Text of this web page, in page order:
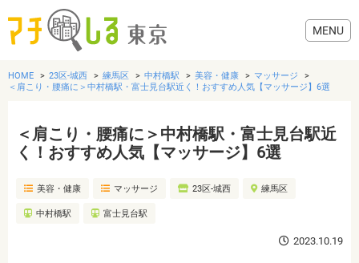
グルメ
美容・健康
HOME 23区-城西 練馬区 中村橋駅 美容・健康
マッサージ
＜肩こり・腰痛に＞中村橋駅・富士見台駅近く！おすすめ人気【マッサージ】6選
＜肩こり・腰痛に＞中村橋駅・富士見台駅近
く！おすすめ人気【マッサージ】6選
美容・健康 マッサージ 23区-城西 練馬区
中村橋駅 富士見台駅
2023.10.19